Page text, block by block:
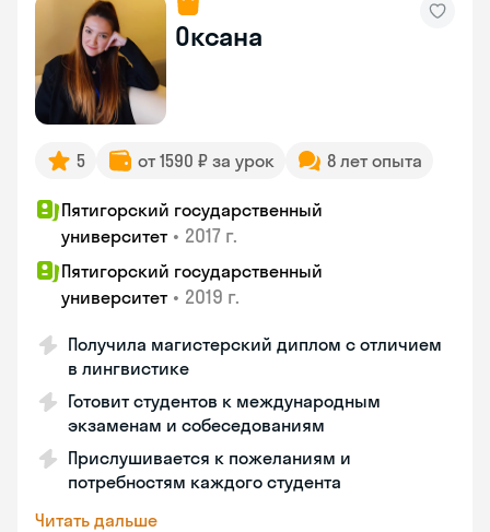
Оксана
5 от 1590 ₽ за урок 8 лет опыта
Пятигорский государственный
университет • 2017 г.
Пятигорский государственный
университет • 2019 г.
Получила магистерский диплом с отличием
в лингвистике
Готовит студентов к международным
экзаменам и собеседованиям
Прислушивается к пожеланиям и
потребностям каждого студента
Читать дальше